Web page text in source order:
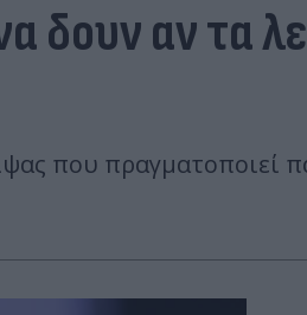
δουν αν τα
που πραγματοποιεί